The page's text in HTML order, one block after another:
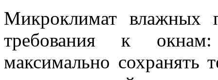
Микроклимат влажных
требования к
максимально сохранять